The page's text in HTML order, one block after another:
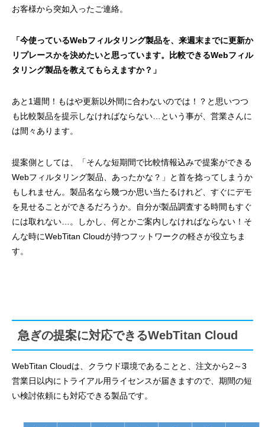
お客様から突如入ったご連絡。
「今使っているWebフィルタリング製品を、来週末までに更新か
リプレースかを決めたいと思っています。比較できるWebフィル
タリング製品を教えてもらえますか？」
あと 1週間！もはや更新以外間に合わないのでは！？と思いつつ
も比較製品を提示しなければならない…という事が、営業さんに
は間々あります。
提案側としては、「そんな短期間で比較情報込みで提案ができる
Webフィルタリング製品、あったかな？」と首を捻ってしまうか
もしれません。製品名なら幾つか思い当たるけれど、すぐにデモ
を見せることができるだろうか。自分が製品調査する時間もすぐ
には取れない…。しかし、何とかご案内しなければならない！そ
んな時にWebTitan Cloudが持つフットワークの軽さが役立ちま
す。
急ぎの提案に対応できるWebTitan Cloud
WebTitan Cloudは、クラウド環境であることと、注文から2～3
営業日以内にトライアル用ライセンスが届きますので、期間の短
い検討依頼にも対応できる製品です。